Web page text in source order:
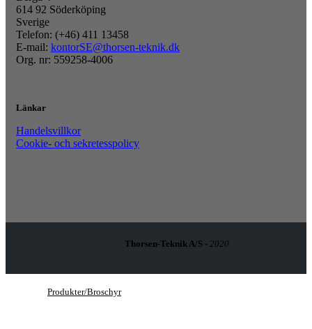
614 92 Söderköping
Sverige
Telefon: (+46) 411 13458
E-mail: kontorSE@thorsen-teknik.dk
Org. nr: 559258-4006
Länkar
Handelsvillkor
Cookie- och sekretesspolicy
Thorsen-Teknik A/S - 2020
Produkter/Broschyr